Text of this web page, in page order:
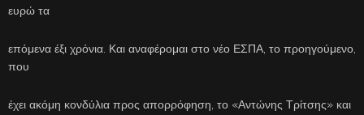
ευρώ τα
επόμενα έξι χρόνια. Και αναφέρομαι στο νέο ΕΣΠΑ, το προηγούμενο,
που
έχει ακόμη κονδύλια προς απορρόφηση, το «Αντώνης Τρίτσης» και